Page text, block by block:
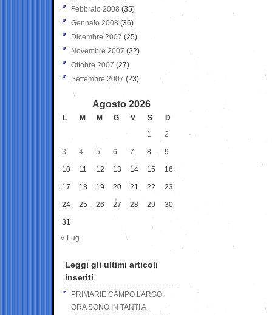
Febbraio 2008 (35)
Gennaio 2008 (36)
Dicembre 2007 (25)
Novembre 2007 (22)
Ottobre 2007 (27)
Settembre 2007 (23)
Agosto 2026
L M M G V S
D
1
2
3 4 5 6 7 8 9
10 11 12 13 14 15 16
17 18 19 20 21 22 23
24 25 26 27 28 29 30
31
« Lug
Leggi gli ultimi articoli
inseriti
PRIMARIE CAMPO LARGO,
ORA SONO IN TANTI A